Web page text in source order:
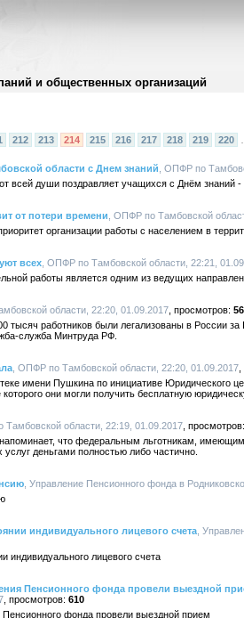
и общественных организаций
212 213 214 215 216 217 218 219 220
области с Днем знаний , ОПФР по
всей души поздравляет учащихся с Днём знаний -
от потери времени , ОПФР по Тамбовской
организации работы с населением в
всех , ОПФР по Тамбовской области, 22:21,
работы является одним из ведущих
области, 22:20, 01.09.2017
работников были легализованы в России за
служба Минтруда РФ.
, ОПФР по Тамбовской области, 22:20, 01.09.2017
имени Пушкина по инициативе Юридического
они могли получить бесплатную
Тамбовской области, 22:19, 01.09.2017
что федеральным льготникам,
деньгами полностью либо частично.
, Управление Пенсионного фонда в
индивидуального лицевого счета ,
индивидуального лицевого счета
Пенсионного фонда провели выездной
610
фонда провели выездной прием